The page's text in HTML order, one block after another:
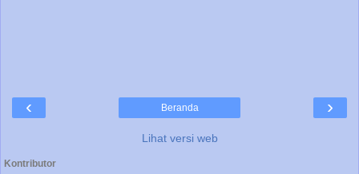
‹ ›
Beranda
Lihat versi web
Kontributor